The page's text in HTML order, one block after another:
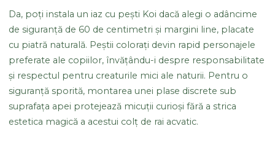
Da, poți instala un iaz cu pești Koi dacă alegi o adâncime
de siguranță de 60 de centimetri și margini line, placate
cu piatră naturală. Peștii colorați devin rapid personajele
preferate ale copiilor, învățându-i despre responsabilitate
și respectul pentru creaturile mici ale naturii. Pentru o
siguranță sporită, montarea unei plase discrete sub
suprafața apei protejează micuții curioși fără a strica
estetica magică a acestui colț de rai acvatic.